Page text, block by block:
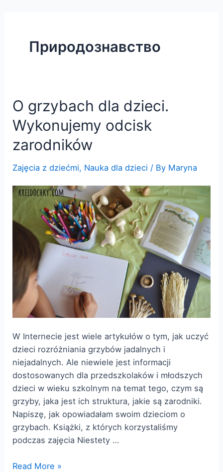
Природознавство
O grzybach dla dzieci.
Wykonujemy odcisk
zarodników
Zajęcia z dziećmi, Nauka dla dzieci / By Maryna
W Internecie jest wiele artykułów o tym, jak uczyć
dzieci rozróżniania grzybów jadalnych i
niejadalnych. Ale niewiele jest informacji
dostosowanych dla przedszkolaków i młodszych
dzieci w wieku szkolnym na temat tego, czym są
grzyby, jaka jest ich struktura, jakie są zarodniki.
Napiszę, jak opowiadałam swoim dzieciom o
grzybach. Książki, z których korzystaliśmy
podczas zajęcia Niestety …
O
Read More »